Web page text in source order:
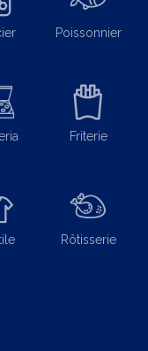
Poissonnier
Friterie
Rôtisserie